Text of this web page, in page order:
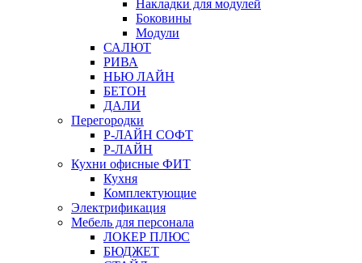
Накладки для модулей
Боковины
Модули
САЛЮТ
РИВА
НЬЮ ЛАЙН
БЕТОН
ДАЛИ
Перегородки
Р-ЛАЙН СОФТ
Р-ЛАЙН
Кухни офисные ФИТ
Кухня
Комплектующие
Электрификация
Мебель для персонала
ЛОКЕР ПЛЮС
БЮДЖЕТ